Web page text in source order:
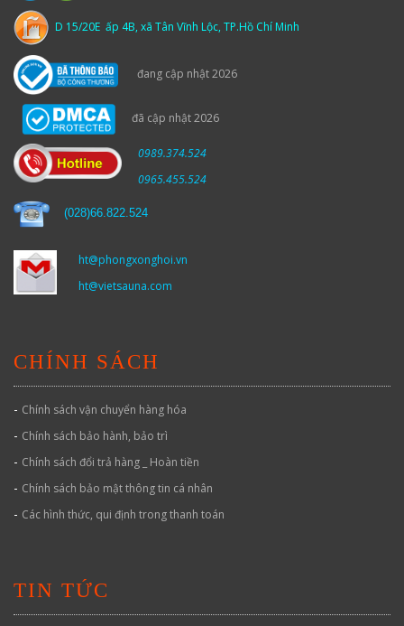
D 15/20E ấp 4B, xã Tân Vĩnh Lộc, TP.Hồ Chí Minh
đang cập nhật 2026
đã cập nhật 2026
0989.374.524
0965.455.524
(028)66.822.524
ht@phongxonghoi.vn
ht@vietsauna.com
CHÍNH SÁCH
- Chính sách vận chuyển hàng hóa
- Chính sách bảo hành, bảo trì
- Chính sách đổi trả hàng _ Hoàn tiền
- Chính sách bảo mật thông tin cá nhân
- Các hình thức, qui định trong thanh toán
TIN TỨC